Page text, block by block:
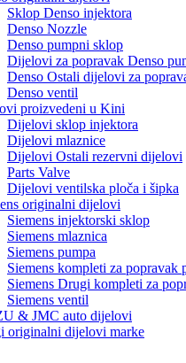
Sklop Denso injektora
Denso Nozzle
Denso pumpni sklop
Dijelovi za popravak Denso
Denso Ostali dijelovi za
Denso ventil
proizvedeni u Kini
Dijelovi sklop injektora
Dijelovi mlaznice
Dijelovi Ostali rezervni dijelovi
Parts Valve
Dijelovi ventilska ploča i šipka
originalni dijelovi
Siemens injektorski sklop
Siemens mlaznica
Siemens pumpa
Siemens kompleti za popravak
Siemens Drugi kompleti za
Siemens ventil
& JMC auto dijelovi
originalni dijelovi marke